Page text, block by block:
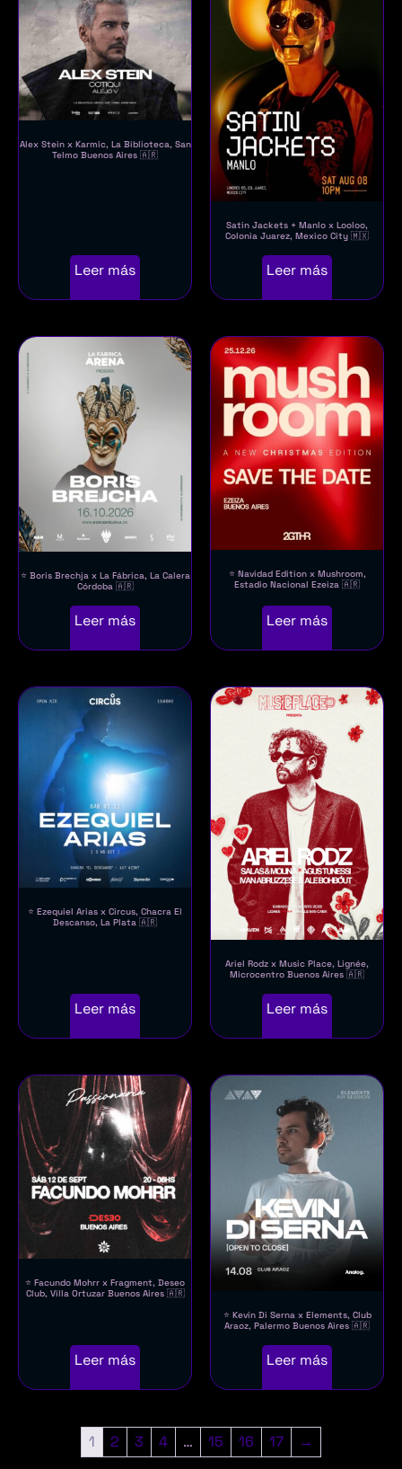
Alex Stein x Karmic, La Biblioteca, San
Telmo Buenos Aires 🇦🇷
Leer más
Satin Jackets + Manlo x Looloo,
Colonia Juarez, Mexico City 🇲🇽
Leer más
⭐ Boris Brechja x La Fábrica, La Calera
Córdoba 🇦🇷
Leer más
⭐ Navidad Edition x Mushroom,
Estadio Nacional Ezeiza 🇦🇷
Leer más
⭐ Ezequiel Arias x Circus, Chacra El
Descanso, La Plata 🇦🇷
Leer más
Ariel Rodz x Music Place, Lignée,
Microcentro Buenos Aires 🇦🇷
Leer más
⭐ Facundo Mohrr x Fragment, Deseo
Club, Villa Ortuzar Buenos Aires 🇦🇷
Leer más
⭐ Kevin Di Serna x Elements, Club
Araoz, Palermo Buenos Aires 🇦🇷
Leer más
1 2 3 4 … 15 16 17 →